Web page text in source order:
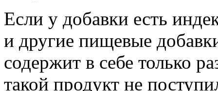
Если у добавки есть
и другие пищевые
содержит в себе только
такой продукт не